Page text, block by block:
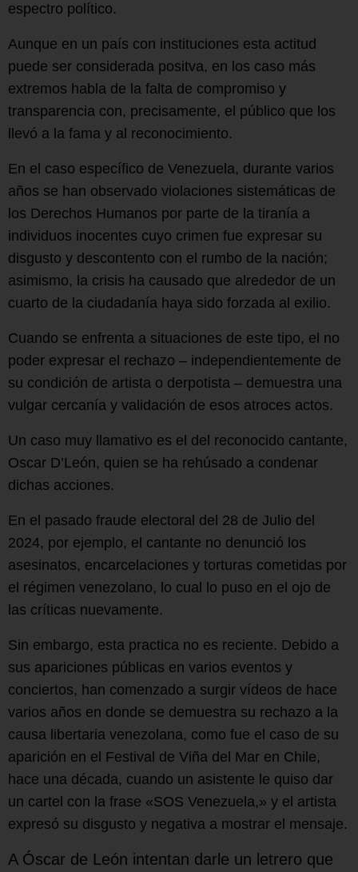
espectro político.
Aunque en un país con instituciones esta actitud
puede ser considerada positva, en los caso más
extremos habla de la falta de compromiso y
transparencia con, precisamente, el público que los
llevó a la fama y al reconocimiento.
En el caso específico de Venezuela, durante varios
años se han observado violaciones sistemáticas de
los Derechos Humanos por parte de la tiranía a
individuos inocentes cuyo crimen fue expresar su
disgusto y descontento con el rumbo de la nación;
asimismo, la crisis ha causado que alrededor de un
cuarto de la ciudadanía haya sido forzada al exilio.
Cuando se enfrenta a situaciones de este tipo, el no
poder expresar el rechazo – independientemente de
su condición de artista o derpotista – demuestra una
vulgar cercanía y validación de esos atroces actos.
Un caso muy llamativo es el del reconocido cantante,
Oscar D’León, quien se ha rehúsado a condenar
dichas acciones.
En el pasado fraude electoral del 28 de Julio del
2024, por ejemplo, el cantante no denunció los
asesinatos, encarcelaciones y torturas cometidas por
el régimen venezolano, lo cual lo puso en el ojo de
las críticas nuevamente.
Sin embargo, esta practica no es reciente. Debido a
sus apariciones públicas en varios eventos y
conciertos, han comenzado a surgir vídeos de hace
varios años en donde se demuestra su rechazo a la
causa libertaria venezolana, como fue el caso de su
aparición en el Festival de Viña del Mar en Chile,
hace una década, cuando un asistente le quiso dar
un cartel con la frase «SOS Venezuela,» y el artista
expresó su disgusto y negativa a mostrar el mensaje.
A Óscar de León intentan darle un letrero que